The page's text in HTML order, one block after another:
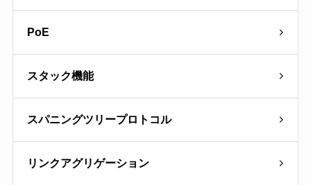
PoE
スタック機能
スパニングツリープロトコル
リンクアグリゲーション